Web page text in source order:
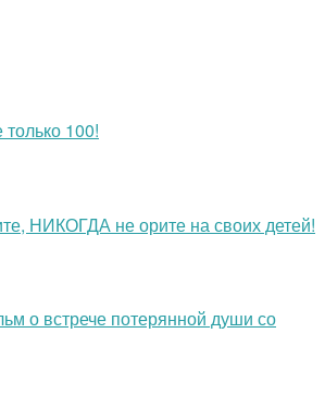
100!
НИКОГДА не орите на своих детей!
о встрече потерянной души со